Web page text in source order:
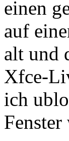
einen
auf
alt und
Xfce-
ich
Fenster